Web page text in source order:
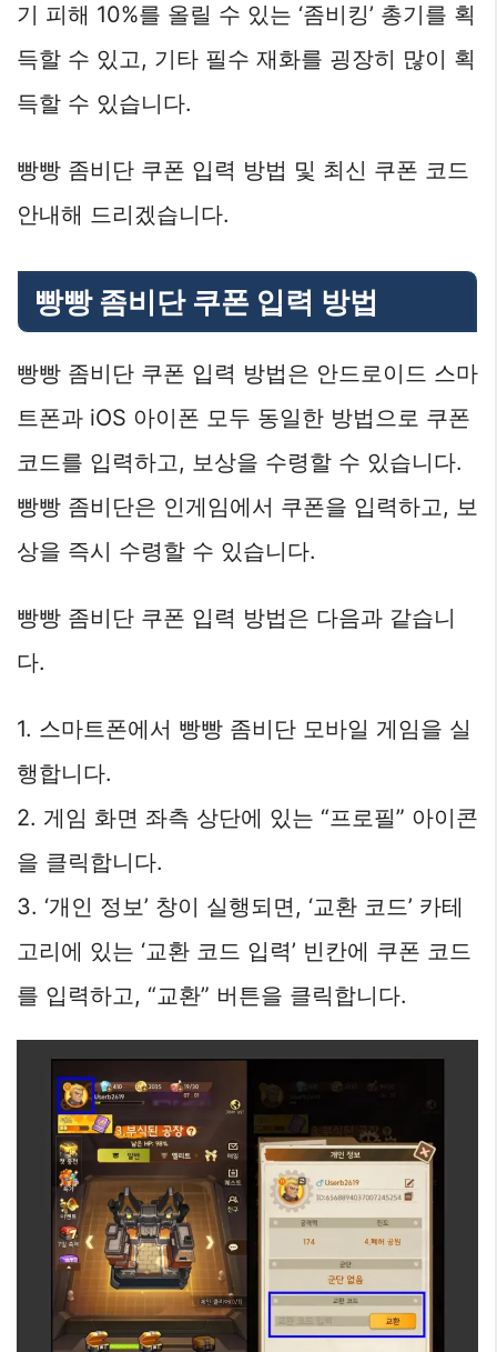
기 피해 10%를 올릴 수 있는 ‘좀비킹’ 총기를 획
득할 수 있고, 기타 필수 재화를 굉장히 많이 획
득할 수 있습니다.
빵빵 좀비단 쿠폰 입력 방법 및 최신 쿠폰 코드
안내해 드리겠습니다.
빵빵 좀비단 쿠폰 입력 방법
빵빵 좀비단 쿠폰 입력 방법은 안드로이드 스마
트폰과 iOS 아이폰 모두 동일한 방법으로 쿠폰
코드를 입력하고, 보상을 수령할 수 있습니다.
빵빵 좀비단은 인게임에서 쿠폰을 입력하고, 보
상을 즉시 수령할 수 있습니다.
빵빵 좀비단 쿠폰 입력 방법은 다음과 같습니
다.
1. 스마트폰에서 빵빵 좀비단 모바일 게임을 실
행합니다.
2. 게임 화면 좌측 상단에 있는 “프로필” 아이콘
을 클릭합니다.
3. ‘개인 정보’ 창이 실행되면, ‘교환 코드’ 카테
고리에 있는 ‘교환 코드 입력’ 빈칸에 쿠폰 코드
를 입력하고, “교환” 버튼을 클릭합니다.